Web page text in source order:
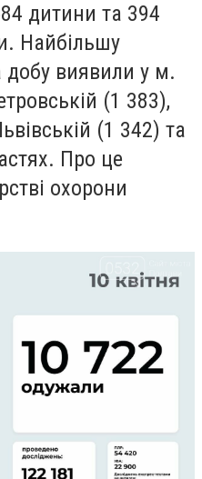
дитини та 394
Найбільшу
добу виявили у м.
(1 383),
(1 342) та
Про це
охорони